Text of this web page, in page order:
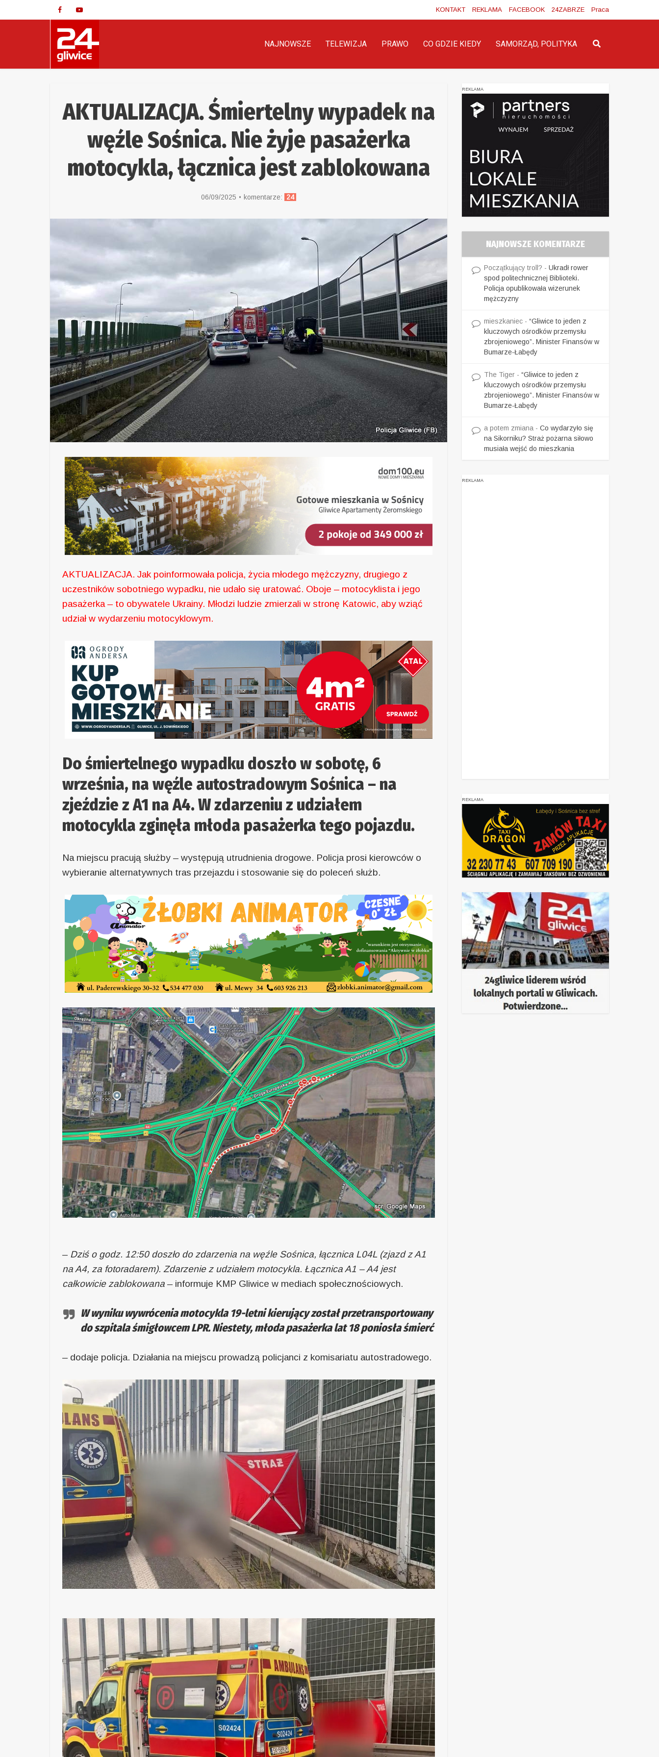
KONTAKT REKLAMA FACEBOOK 24ZABRZE Praca
NAJNOWSZE TELEWIZJA PRAWO CO GDZIE KIEDY SAMORZĄD, POLITYKA
AKTUALIZACJA. Śmiertelny wypadek na
węźle Sośnica. Nie żyje pasażerka
motocykla, łącznica jest zablokowana
06/09/2025 komentarze: 24
AKTUALIZACJA. Jak poinformowała policja, życia młodego mężczyzny, drugiego z
uczestników sobotniego wypadku, nie udało się uratować. Oboje – motocyklista i jego
pasażerka – to obywatele Ukrainy. Młodzi ludzie zmierzali w stronę Katowic, aby wziąć
udział w wydarzeniu motocyklowym.
Do śmiertelnego wypadku doszło w sobotę, 6
września, na węźle autostradowym Sośnica – na
zjeździe z A1 na A4. W zdarzeniu z udziałem
motocykla zginęła młoda pasażerka tego pojazdu.
Na miejscu pracują służby – występują utrudnienia drogowe. Policja prosi kierowców o
wybieranie alternatywnych tras przejazdu i stosowanie się do poleceń służb.
– Dziś o godz. 12:50 doszło do zdarzenia na węźle Sośnica, łącznica L04L (zjazd z A1
na A4, za fotoradarem). Zdarzenie z udziałem motocykla. Łącznica A1 – A4 jest
całkowicie zablokowana – informuje KMP Gliwice w mediach społecznościowych.
W wyniku wywrócenia motocykla 19-letni kierujący został przetransportowany
do szpitala śmigłowcem LPR. Niestety, młoda pasażerka lat 18 poniosła śmierć
– dodaje policja. Działania na miejscu prowadzą policjanci z komisariatu autostradowego.
REKLAMA
NAJNOWSZE KOMENTARZE
Początkujący troll? - Ukradł rower
spod politechnicznej Biblioteki.
Policja opublikowała wizerunek
mężczyzny
mieszkaniec - “Gliwice to jeden z
kluczowych ośrodków przemysłu
zbrojeniowego”. Minister Finansów w
Bumarze-Łabędy
The Tiger - “Gliwice to jeden z
kluczowych ośrodków przemysłu
zbrojeniowego”. Minister Finansów w
Bumarze-Łabędy
a potem zmiana - Co wydarzyło się
na Sikorniku? Straż pożarna siłowo
musiała wejść do mieszkania
REKLAMA
REKLAMA